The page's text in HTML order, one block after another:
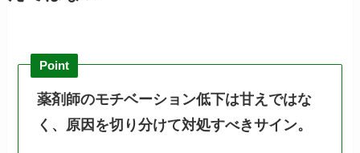
Point
薬剤師のモチベーション低下は甘えではな
く、原因を切り分けて対処すべきサイン。